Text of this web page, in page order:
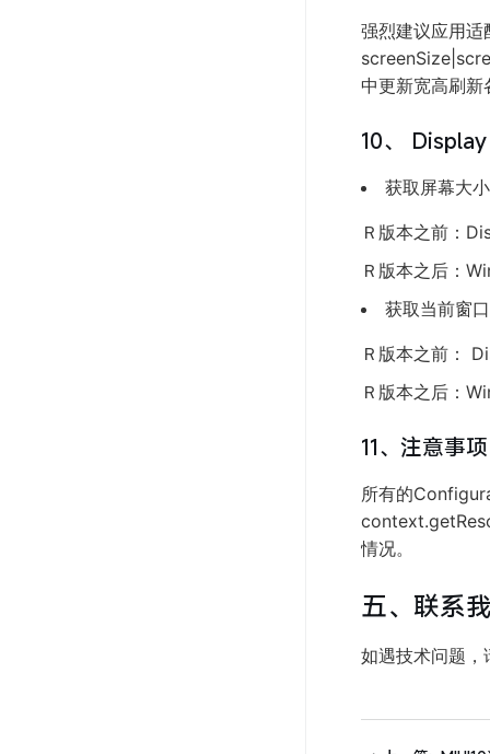
强烈建议应用
中更新宽高刷新
10、
获取屏幕大小
Ｒ版本之前：
Ｒ版本之后：
获取当前窗
Ｒ版本之前：
Ｒ版本之后：
11、注意事项
所有的
情况。
五、联系
如遇技术问题